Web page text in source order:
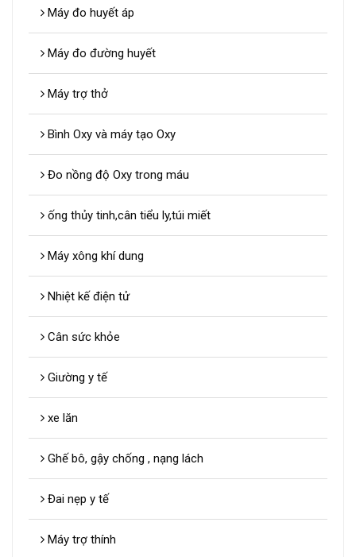
Máy đo huyết áp
Máy đo đường huyết
Máy trợ thở
Bình Oxy và máy tạo Oxy
Đo nồng độ Oxy trong máu
ống thủy tinh,cân tiểu ly,túi miết
Máy xông khí dung
Nhiệt kế điện tử
Cân sức khỏe
Giường y tế
xe lăn
Ghế bô, gậy chống , nạng lách
Đai nẹp y tế
Máy trợ thính